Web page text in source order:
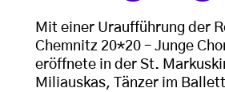
Mit einer Uraufführung der
Chemnitz 20*20 – Junge
eröffnete in der St.
Miliauskas, Tänzer im